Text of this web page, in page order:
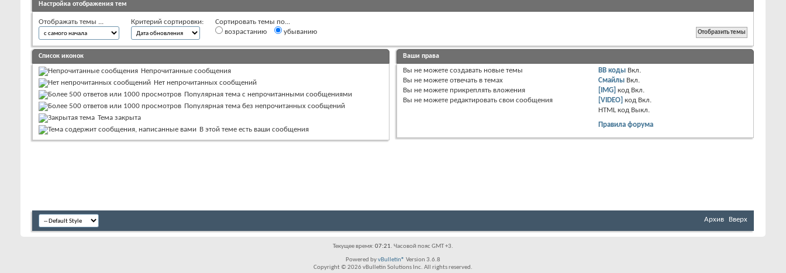
Настройка отображения тем
Отображать темы ... Критерий сортировки:
Сортировать темы по...
возрастанию
убыванию
Список иконок
Непрочитанные сообщения
Нет непрочитанных сообщений
Популярная тема с непрочитанными сообщениями
Популярная тема без непрочитанных сообщений
Тема закрыта
В этой теме есть ваши сообщения
Ваши права
Вы не можете создавать новые темы
Вы не можете отвечать в темах
Вы не можете прикреплять вложения
Вы не можете редактировать свои сообщения
BB коды Вкл.
Смайлы Вкл.
[IMG] код Вкл.
[VIDEO] код Вкл.
HTML код Выкл.
Правила форума
Архив Вверх
Текущее время: 07:21. Часовой пояс GMT +3.
Powered byvBulletin® Version 3.6.8
Copyright © 2026 vBulletin Solutions Inc. All rights reserved.